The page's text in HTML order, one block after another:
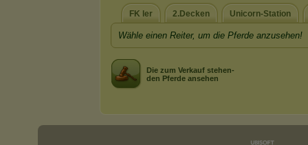
FK ler 2.Decken Unicorn-Station
Wähle einen Reiter, um die Pferde anzusehen!
Die zum Verkauf stehen-
den Pferde ansehen